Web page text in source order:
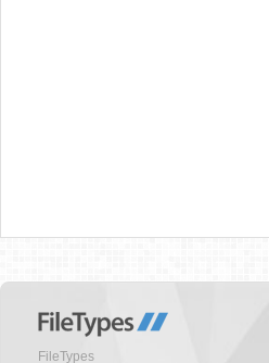
FileTypes